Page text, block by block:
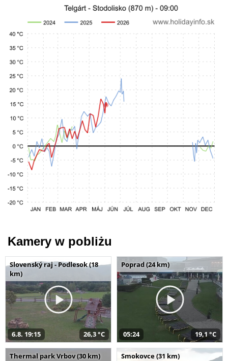
Kamery w pobliżu
Slovenský raj - Podlesok (18
km)
6.8. 19:15 26,3 °C
Poprad (24 km)
05:24 19,1 °C
Thermal park Vrbov (30 km) Smokovce (31 km)